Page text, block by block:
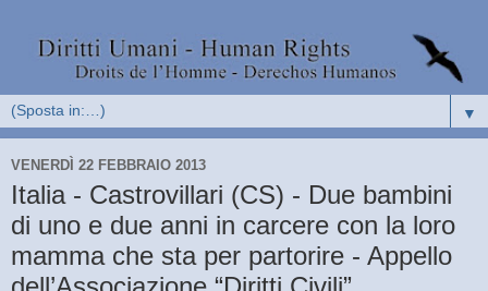
▼
VENERDÌ 22 FEBBRAIO 2013
Italia - Castrovillari (CS) - Due bambini
di uno e due anni in carcere con la loro
mamma che sta per partorire - Appello